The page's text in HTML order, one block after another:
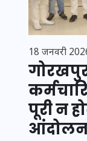
18 जनवरी
पूरी न